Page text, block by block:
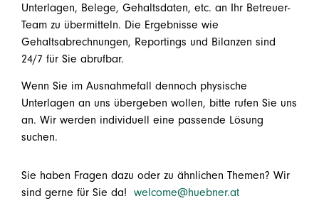
Unterlagen, Belege, Gehaltsdaten, etc. an Ihr Betreuer-
Team zu übermitteln. Die Ergebnisse wie
Gehaltsabrechnungen, Reportings und Bilanzen sind
24/7 für Sie abrufbar.
Wenn Sie im Ausnahmefall dennoch physische
Unterlagen an uns übergeben wollen, bitte rufen Sie uns
an. Wir werden individuell eine passende Lösung
suchen.
Sie haben Fragen dazu oder zu ähnlichen Themen? Wir
sind gerne für Sie da! welcome@huebner.at